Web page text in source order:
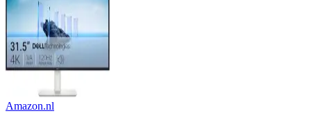
Amazon.nl